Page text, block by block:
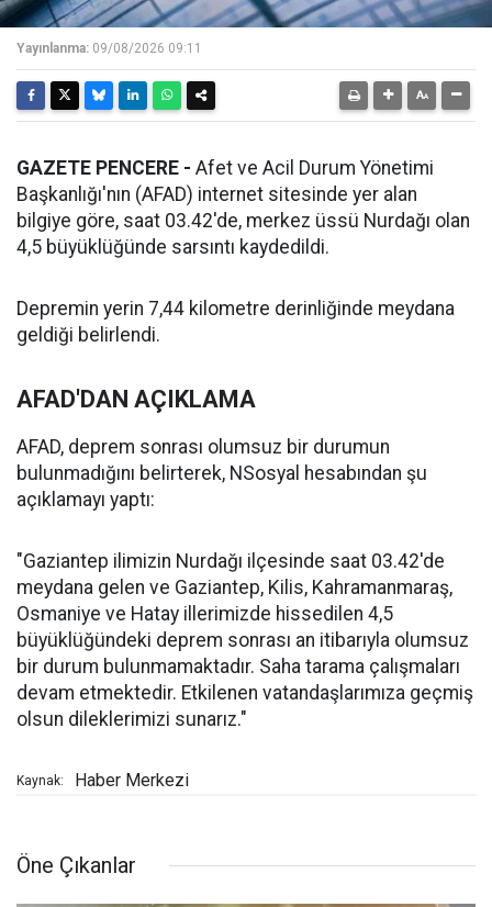
Yayınlanma: 09/08/2026 09:11
GAZETE PENCERE - Afet ve Acil Durum Yönetimi
Başkanlığı'nın (AFAD) internet sitesinde yer alan
bilgiye göre, saat 03.42'de, merkez üssü Nurdağı olan
4,5 büyüklüğünde sarsıntı kaydedildi.
Depremin yerin 7,44 kilometre derinliğinde meydana
geldiği belirlendi.
AFAD'DAN AÇIKLAMA
AFAD, deprem sonrası olumsuz bir durumun
bulunmadığını belirterek, NSosyal hesabından şu
açıklamayı yaptı:
"Gaziantep ilimizin Nurdağı ilçesinde saat 03.42'de
meydana gelen ve Gaziantep, Kilis, Kahramanmaraş,
Osmaniye ve Hatay illerimizde hissedilen 4,5
büyüklüğündeki deprem sonrası an itibarıyla olumsuz
bir durum bulunmamaktadır. Saha tarama çalışmaları
devam etmektedir. Etkilenen vatandaşlarımıza geçmiş
olsun dileklerimizi sunarız."
Kaynak: Haber Merkezi
Öne Çıkanlar